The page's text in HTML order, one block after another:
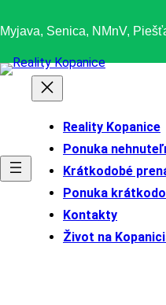
na
obsah
Myjava, Senica, NMnV,
Reality Kopanice
Ponuka
Krátkodobé
Ponuka
Kontakty
Život na